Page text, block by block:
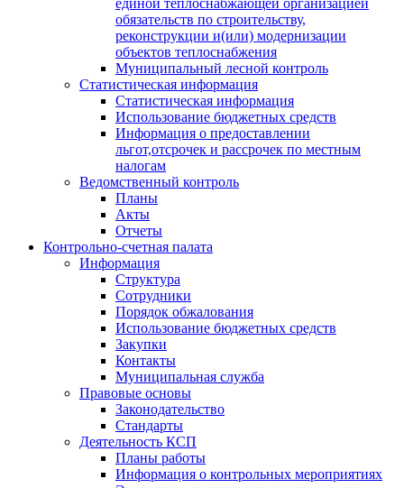
единой теплоснабжающей организацией
обязательств по строительству,
реконструкции и(или) модернизации
объектов теплоснабжения
Муниципальный лесной контроль
Статистическая информация
Статистическая информация
Использование бюджетных средств
Информация о предоставлении
льгот,отсрочек и рассрочек по местным
налогам
Ведомственный контроль
Планы
Акты
Отчеты
Контрольно-счетная палата
Информация
Структура
Сотрудники
Порядок обжалования
Использование бюджетных средств
Закупки
Контакты
Муниципальная служба
Правовые основы
Законодательство
Стандарты
Деятельность КСП
Планы работы
Информация о контрольных мероприятиях